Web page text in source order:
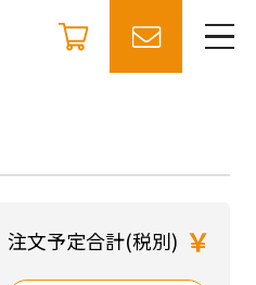
注文予定合計(税別) ￥